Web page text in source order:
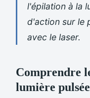
l'épilation à la
d'action sur le
avec le laser.
Comprendre
lumière pulsée